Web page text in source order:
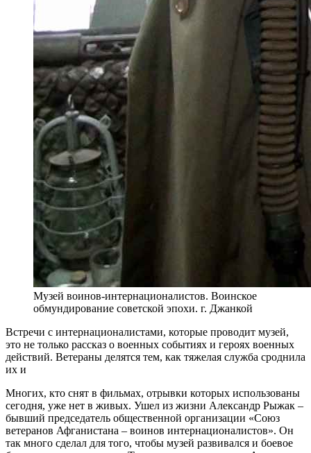
Музей воинов-интернационалистов. Воинское
обмундирование советской эпохи. г. Джанкой
Встречи с интернационалистами, которые проводит музей,
это не только рассказ о военных событиях и героях военных
действий. Ветераны делятся тем, как тяжелая служба сроднила
их и
Многих, кто снят в фильмах, отрывки которых использованы
сегодня, уже нет в живых. Ушел из жизни Александр Рыжак –
бывший председатель общественной организации «Союз
ветеранов Афганистана – воинов интернационалистов». Он
так много сделал для того, чтобы музей развивался и боевое